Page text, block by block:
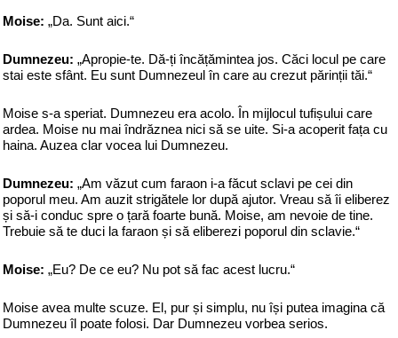
Moise: „Da. Sunt aici.“
Dumnezeu: „Apropie-te. Dă-ți încățămintea jos. Căci locul pe care
stai este sfânt. Eu sunt Dumnezeul în care au crezut părinții tăi.“
Moise s-a speriat. Dumnezeu era acolo. În mijlocul tufișului care
ardea. Moise nu mai îndrăznea nici să se uite. Si-a acoperit fața cu
haina. Auzea clar vocea lui Dumnezeu.
Dumnezeu: „Am văzut cum faraon i-a făcut sclavi pe cei din
poporul meu. Am auzit strigătele lor după ajutor. Vreau să îi eliberez
și să-i conduc spre o țară foarte bună. Moise, am nevoie de tine.
Trebuie să te duci la faraon și să eliberezi poporul din sclavie.“
Moise: „Eu? De ce eu? Nu pot să fac acest lucru.“
Moise avea multe scuze. El, pur și simplu, nu își putea imagina că
Dumnezeu îl poate folosi. Dar Dumnezeu vorbea serios.